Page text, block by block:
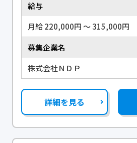
給与
月給 220,000円 〜 315,000円
募集企業名
株式会社ＮＤＰ
詳細を見る